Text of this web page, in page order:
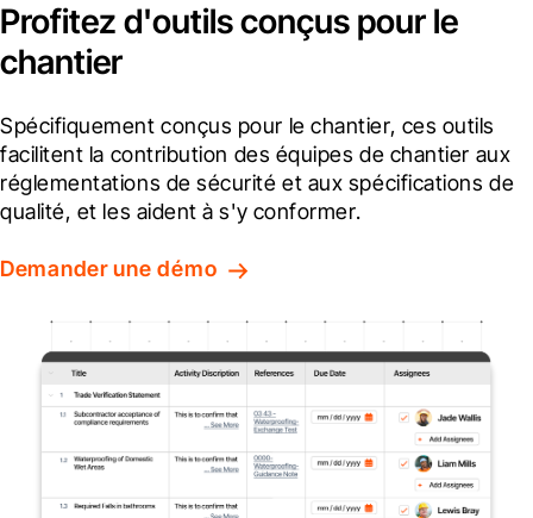
Profitez d'outils conçus pour le
chantier
Spécifiquement conçus pour le chantier, ces outils
facilitent la contribution des équipes de chantier aux
réglementations de sécurité et aux spécifications de
qualité, et les aident à s'y conformer.
Demander une démo